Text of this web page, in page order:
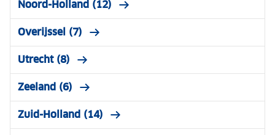
Noord-Holland (12)
Overijssel (7)
Utrecht (8)
Zeeland (6)
Zuid-Holland (14)